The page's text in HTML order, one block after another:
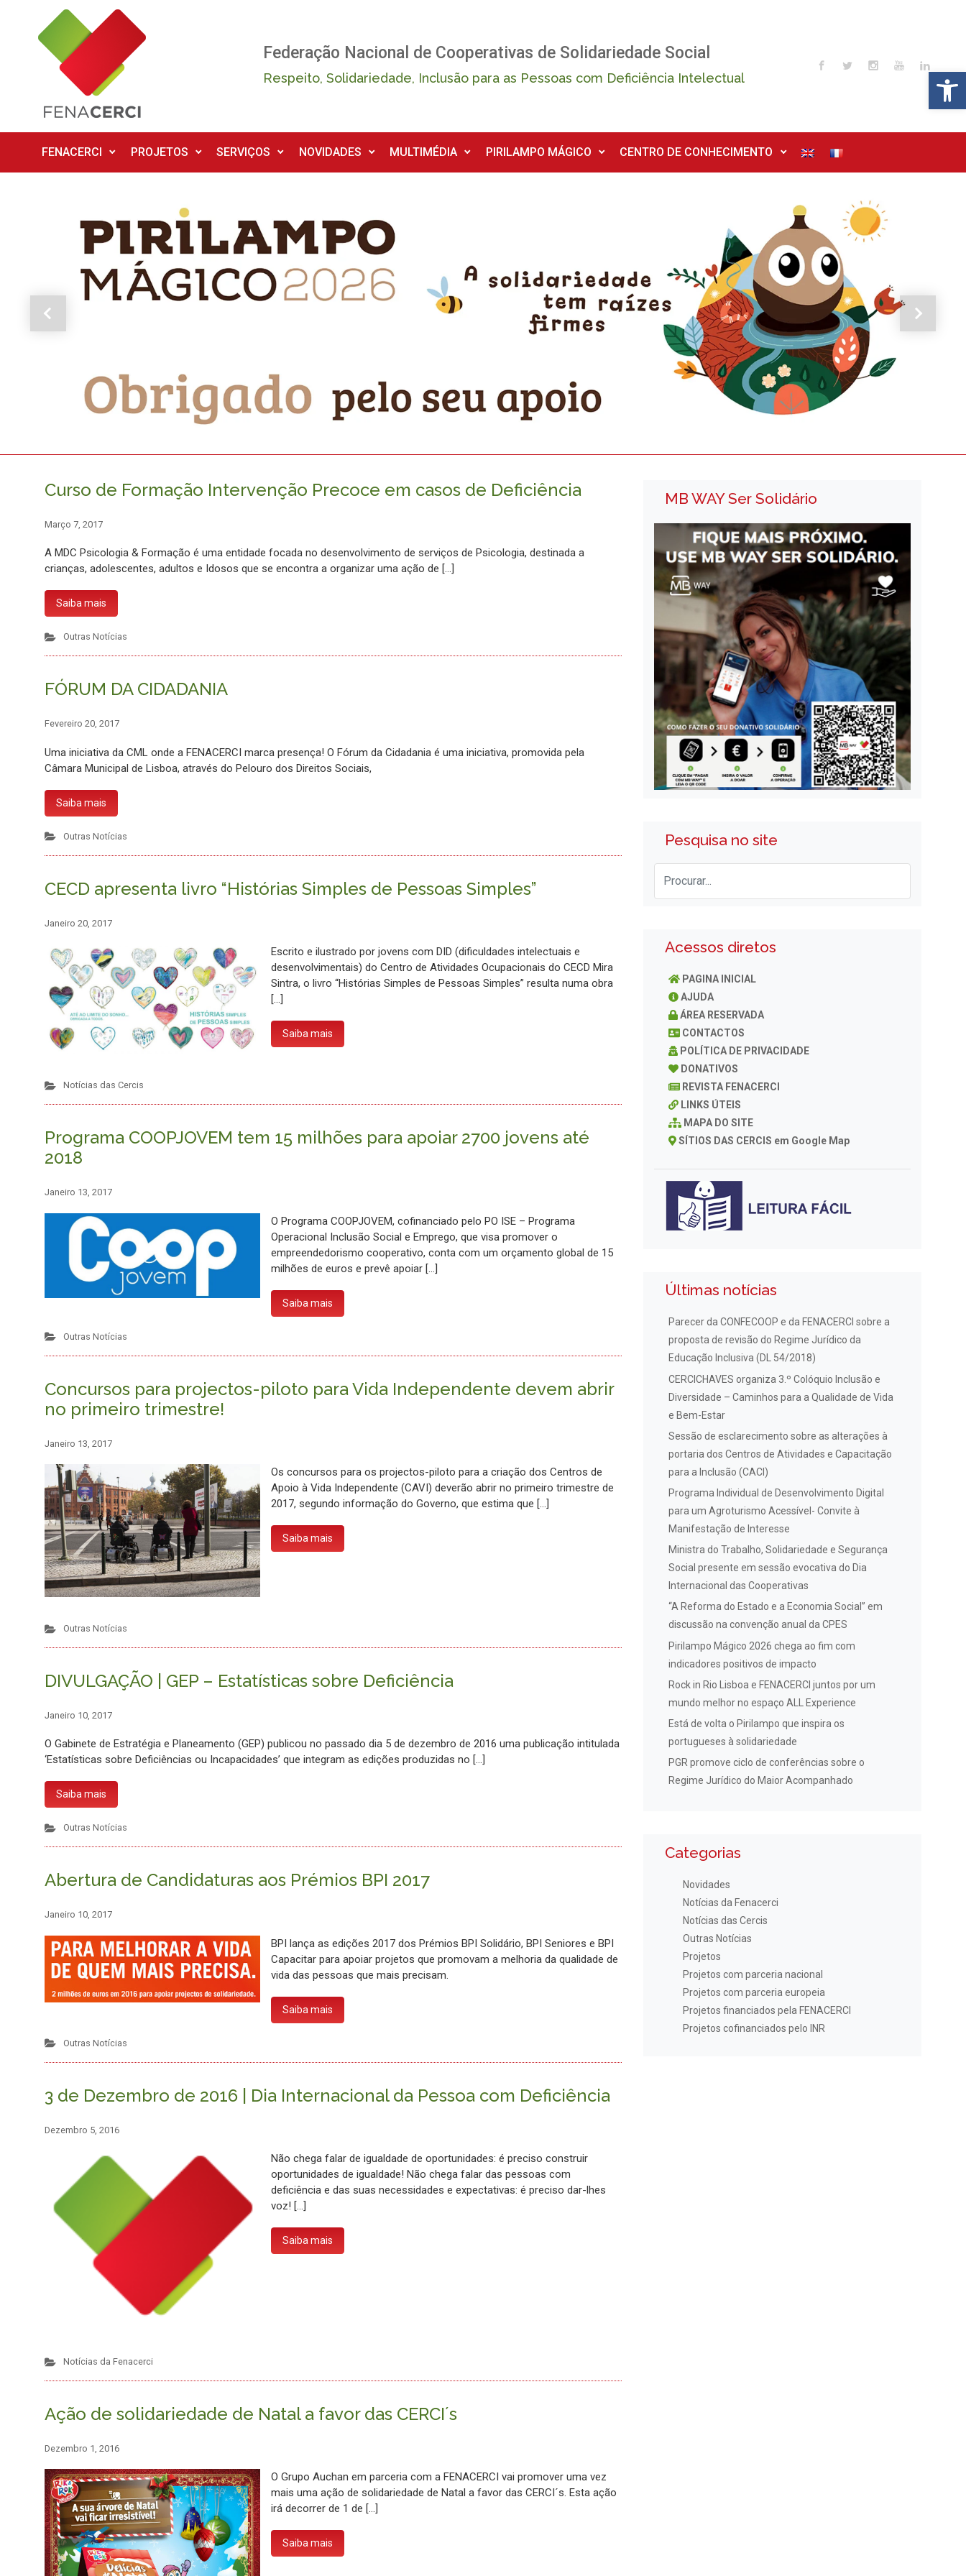
Skip to main content
Federação Nacional de Cooperativas de Solidariedade Social
Respeito, Solidariedade, Inclusão para as Pessoas com Deficiência Intelectual
FENACERCI PROJETOS SERVIÇOS NOVIDADES MULTIMÉDIA PIRILAMPO MÁGICO CENTRO DE CONHECIMENTO
Previous Next
Curso de Formação Intervenção Precoce em casos de Deficiência
Março 7, 2017
A MDC Psicologia & Formação é uma entidade focada no desenvolvimento de serviços de Psicologia, destinada a
crianças, adolescentes, adultos e Idosos que se encontra a organizar uma ação de […]
Saiba mais
Outras Notícias
FÓRUM DA CIDADANIA
Fevereiro 20, 2017
Uma iniciativa da CML onde a FENACERCI marca presença! O Fórum da Cidadania é uma iniciativa, promovida pela
Câmara Municipal de Lisboa, através do Pelouro dos Direitos Sociais,
Saiba mais
Outras Notícias
CECD apresenta livro “Histórias Simples de Pessoas Simples”
Janeiro 20, 2017
Escrito e ilustrado por jovens com DID (dificuldades intelectuais e
desenvolvimentais) do Centro de Atividades Ocupacionais do CECD Mira
Sintra, o livro “Histórias Simples de Pessoas Simples” resulta numa obra
[…]
Saiba mais
Notícias das Cercis
Programa COOPJOVEM tem 15 milhões para apoiar 2700 jovens até
2018
Janeiro 13, 2017
O Programa COOPJOVEM, cofinanciado pelo PO ISE – Programa
Operacional Inclusão Social e Emprego, que visa promover o
empreendedorismo cooperativo, conta com um orçamento global de 15
milhões de euros e prevê apoiar […]
Saiba mais
Outras Notícias
Concursos para projectos-piloto para Vida Independente devem abrir
no primeiro trimestre!
Janeiro 13, 2017
Os concursos para os projectos-piloto para a criação dos Centros de
Apoio à Vida Independente (CAVI) deverão abrir no primeiro trimestre de
2017, segundo informação do Governo, que estima que […]
Saiba mais
Outras Notícias
DIVULGAÇÃO | GEP – Estatísticas sobre Deficiência
Janeiro 10, 2017
O Gabinete de Estratégia e Planeamento (GEP) publicou no passado dia 5 de dezembro de 2016 uma publicação intitulada
‘Estatísticas sobre Deficiências ou Incapacidades’ que integram as edições produzidas no […]
Saiba mais
Outras Notícias
Abertura de Candidaturas aos Prémios BPI 2017
Janeiro 10, 2017
BPI lança as edições 2017 dos Prémios BPI Solidário, BPI Seniores e BPI
Capacitar para apoiar projetos que promovam a melhoria da qualidade de
vida das pessoas que mais precisam.
Saiba mais
Outras Notícias
3 de Dezembro de 2016 | Dia Internacional da Pessoa com Deficiência
Dezembro 5, 2016
Não chega falar de igualdade de oportunidades: é preciso construir
oportunidades de igualdade! Não chega falar das pessoas com
deficiência e das suas necessidades e expectativas: é preciso dar-lhes
voz! […]
Saiba mais
Notícias da Fenacerci
Ação de solidariedade de Natal a favor das CERCI´s
Dezembro 1, 2016
O Grupo Auchan em parceria com a FENACERCI vai promover uma vez
mais uma ação de solidariedade de Natal a favor das CERCI´s. Esta ação
irá decorrer de 1 de […]
Saiba mais
MB WAY Ser Solidário
Pesquisa no site
Acessos diretos
PAGINA INICIAL
AJUDA
ÁREA RESERVADA
CONTACTOS
POLÍTICA DE PRIVACIDADE
DONATIVOS
REVISTA FENACERCI
LINKS ÚTEIS
MAPA DO SITE
SÍTIOS DAS CERCIS em Google Map
Últimas notícias
Parecer da CONFECOOP e da FENACERCI sobre a
proposta de revisão do Regime Jurídico da
Educação Inclusiva (DL 54/2018)
CERCICHAVES organiza 3.º Colóquio Inclusão e
Diversidade – Caminhos para a Qualidade de Vida
e Bem-Estar
Sessão de esclarecimento sobre as alterações à
portaria dos Centros de Atividades e Capacitação
para a Inclusão (CACI)
Programa Individual de Desenvolvimento Digital
para um Agroturismo Acessível- Convite à
Manifestação de Interesse
Ministra do Trabalho, Solidariedade e Segurança
Social presente em sessão evocativa do Dia
Internacional das Cooperativas
“A Reforma do Estado e a Economia Social” em
discussão na convenção anual da CPES
Pirilampo Mágico 2026 chega ao fim com
indicadores positivos de impacto
Rock in Rio Lisboa e FENACERCI juntos por um
mundo melhor no espaço ALL Experience
Está de volta o Pirilampo que inspira os
portugueses à solidariedade
PGR promove ciclo de conferências sobre o
Regime Jurídico do Maior Acompanhado
Categorias
Novidades
Notícias da Fenacerci
Notícias das Cercis
Outras Notícias
Projetos
Projetos com parceria nacional
Projetos com parceria europeia
Projetos financiados pela FENACERCI
Projetos cofinanciados pelo INR